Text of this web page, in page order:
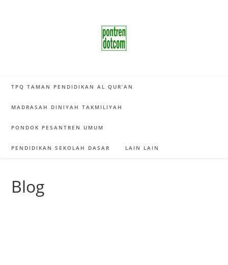
TPQ TAMAN PENDIDIKAN AL QUR’AN
MADRASAH DINIYAH TAKMILIYAH
PONDOK PESANTREN UMUM
PENDIDIKAN SEKOLAH DASAR LAIN LAIN
Blog